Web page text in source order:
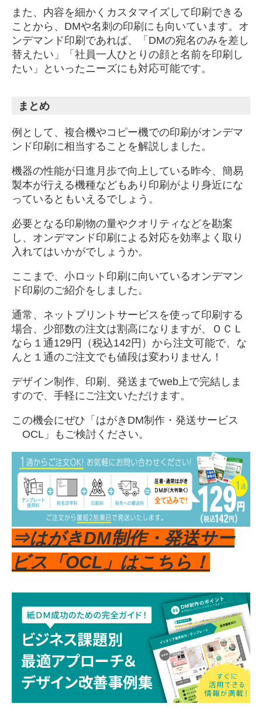
また、内容を細かくカスタマイズして印刷できる
ことから、DMや名刺の印刷にも向いています。オ
ンデマンド印刷であれば、「DMの宛名のみを差し
替えたい」「社員一人ひとりの顔と名前を印刷し
たい」といったニーズにも対応可能です。
まとめ
例として、複合機やコピー機での印刷がオンデマ
ンド印刷に相当することを解説しました。
機器の性能が日進月歩で向上している昨今、簡易
製本が行える機種などもあり印刷がより身近にな
っているともいえるでしょう。
必要となる印刷物の量やクオリティなどを勘案
し、オンデマンド印刷による対応を効率よく取り
入れてはいかがでしょうか。
ここまで、小ロット印刷に向いているオンデマン
ド印刷のご紹介をしました。
通常、ネットプリントサービスを使って印刷する
場合、少部数の注文は割高になりますが、ＯＣＬ
なら１通129円（税込142円）から注文可能で、な
んと１通のご注文でも値段は変わりません！
デザイン制作、印刷、発送までweb上で完結しま
すので、手軽にご注文いただけます。
この機会にぜひ「はがきDM制作・発送サービス
OCL」もご検討ください。
⇒はがきDM制作・発送サー
ビス「OCL」はこちら！